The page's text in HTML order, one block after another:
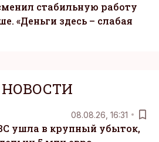
стабильную работу
«Деньги здесь – слабая
08.08.26, 16:31
ушла в крупный убыток,